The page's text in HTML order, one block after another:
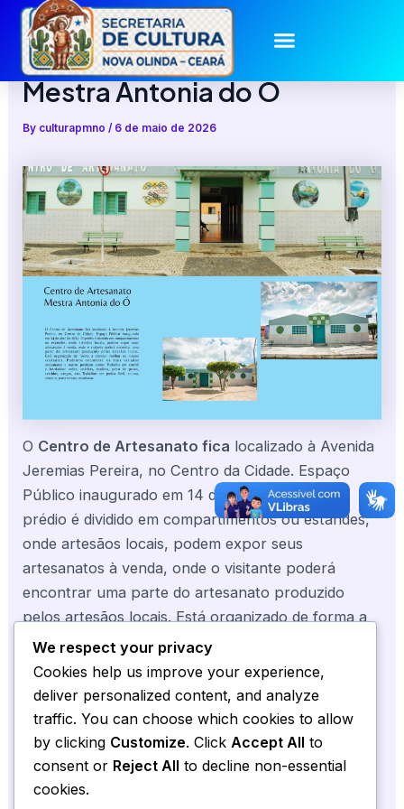
Skip
contentCentro de Artesanato
Mestra Antonia do Ó
By culturapmno/ 6 de maio de 2026
O Centro de Artesanato fica localizado à Avenida
Jeremias Pereira, no Centro da Cidade. Espaço
Público inaugurado em 14 de abril de 2012. O
prédio é dividido em compartimentos ou estandes,
onde artesãos locais, podem expor seus
artesanatos à venda, onde o visitante poderá
encontrar uma parte do artesanato produzido
pelos artesãos locais. Está organizado de forma a
atender melhor os nossos visitantes. Podemos
encontrar os mais variados artesanatos e outros
produtos como: Trabalho em crochê e bordados:
redes, colchas, toalhas, pano de prato, vestidos,
cangas, etc; Trabalhos em pedra: birô, coluna,
cinzeiro, porta retrato, esculturas.
We respect your privacy
Cookies help us improve your experience,
deliver personalized content, and analyze
traffic. You can choose which cookies to allow
by clicking Customize. Click Accept All to
consent or Reject All to decline non-essential
cookies.